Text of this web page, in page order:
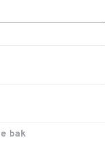
mm
kg
bak